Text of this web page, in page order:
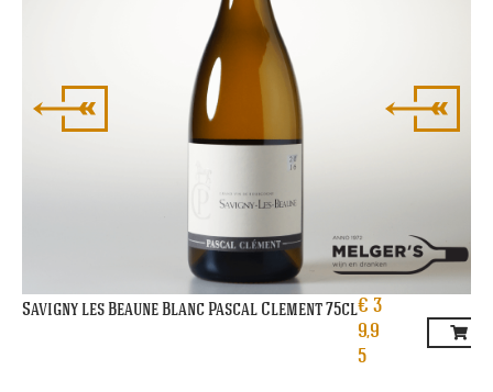
Savigny les Beaune Blanc Pascal Clement 75cl€ 3
9,9
5